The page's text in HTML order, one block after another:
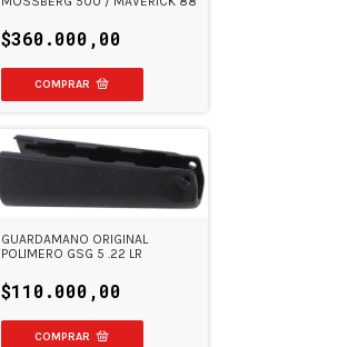
$360.000,00
GUARDAMANO ORIGINAL
POLIMERO GSG 5 .22 LR
$110.000,00